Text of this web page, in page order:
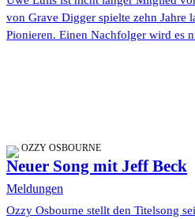
von Grave Digger spielte zehn Jahre
Pionieren. Einen Nachfolger wird es
OZZY OSBOURNE
Neuer Song mit Jeff Beck
Meldungen
Ozzy Osbourne stellt den Titelsong